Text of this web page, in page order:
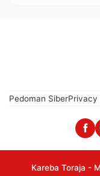
Pedoman SiberPrivacy
Kareba Toraja -